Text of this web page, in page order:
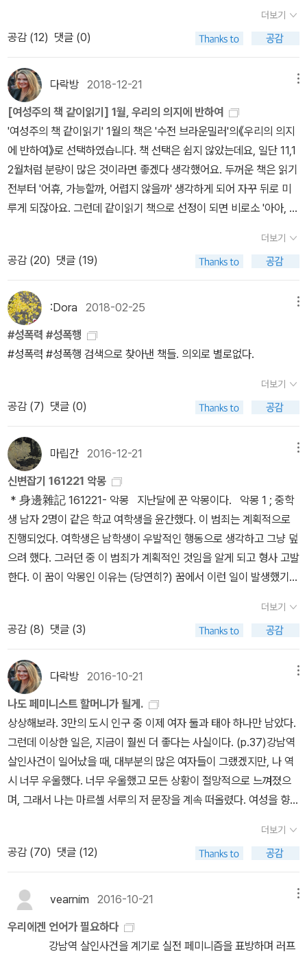
래에 죄다 인용하겠다.우리는 여성에게 괜찮아 보이는 남성들까지 의
심하라고 조언해야 할까? 데이트를 하거나 파티에 참석하지 말라고,
술을 마시지도 성적인 감정도 느끼지 말라고 해야 할까? 당연히 아니
다. 강간은 피해자가 유발하는 것이 아니기 때문이다. (p.42)저는 강
간을 당한 느낌이었지만, 강간당했다는 사실을 깨닫지는 못했어요.
그저 제 자신이 마지못해 그 행위에 참여한 듯한 느낌이었다고 할까
요. 사실 저는 그 남자보다도 저 자신을 탓했죠. 상대방이 마약을 먹이
거나 때려서 여자를 쓰러뜨린 후 강간한 다음 살해했다는 것이 증명
되기 전까지는, 여자한테 책임이 있는 거라고 늘 생각해 왔거든요.사
건이 일어난 밤에도, 고환을 발로 차거나 주먹으로 눈을 가격해서 그
남자애를 다치게 해도 된다는 식의 생각은 들지 않았어요. 착한 여자
결과에 순응해야 하지요. (p.65-66)니나는 래리를 고소하지 않기로
결정했다. 법정에서의 공방을 견딜 만큼 자신이 정서적으로 강하지
못하다고 생각했기 때문이다. (p.73)타인의 요구에 맞춰 살도록 사회
화되었다 하더라도 여성의 마음속 깊은 곳에는 위험을 감지하고 경고
신호를 보내는 ｀내면의 목소리｀가 작게나마 존재한다. 하지만 대부
분은 그 목소리를 듣지 못한 채, 뭔가 ｀좋지 않은｀ 기분을 무시하며
살아가기 예사다. 자기의 내면에서는 조심하라고 경고를 보내지만,
사회화된 자아는 타인을 일단 믿어야 한다고 생각하기 때문이다. 여
자아이들은 어릴 때부터 시키는 대로 행동하고 남자아이들의 요구에
'자신의 감정과는 상관없이'상냥해야 한다는 것도. (p.73-74)에이프
릴을 강간한 가해자도 어떤 일이 있었는지에 대해 전혀 이해하지 못
하는 것 같았다. 둘은 사건이 있기 얼마 전에 만난 사이로, 데이트를
한 적도 성관계를 한 적도 없었다. 다만 그가 에이프릴이 새로운 아파
트로 이사하는 것을 돕겠다고 했을 뿐이다. 그런 그가 사건 당일 에이
프릴을 바닥으로 밀치며 머리를 구석에 박았고, 몸싸움을 벌인 끝에
강제로 삽입했다.일을 다 끝낸 다음에 그 사람이 저한테 그러더라고
요. 원래 섹스할 때 이렇게 많이 싸우는 편이냐고요. 그때 알았죠. 그
정에서 얼마나 도덕적이고 윤리적인 영향을 받았는지와 무관하게, 많
은 남성들이 과도한 남성성을 학습해왔고 여전히 그것을 동경하고 있
다는 점은 분명해 보인다. UCLA 의 연구자 닐 말라뮤트Neil Malam
uth는 1986년에 발표한 자료를 통해, 자신이 시행한 설문에 응한 남
성 중 30퍼센트가 '검거될 가능성이 전혀 없다면 강간을 저지를 것'이
라 답했다고 보고했다. 또한 절대로 잡히지 않는다는 전제 아래, 설문
문항에 쓰인 ｀강간｀이라는 단어를 ｀강제로 여성과 성관계를 맺는
다｀는 문장으로 바꾸자 50퍼센트 이상이 그렇게 하겠다고 답변했
다고 밝혔다. (p.107)미즈에 글을 쓴 앤드류 머톤은 남학생클럽연합
의 전국대회에 참가해 '언어는 인간성을 말살시키는 힘을 가지고 있
다'고 강변하며 이렇게 덧붙였다. '사람을 사람이 아닌 독일놈, 쪽바
것이 더 쉬워진다. 이는 여성에게도 그대로 적용된다. 여성을 비인간
체임을 잊어버리게 되고, 그 순간 그녀들을 학대하게 된다. (p.14
4)'폭력은 생물학적으로 설정된 것이 아니라 사회적 구성물이라는 사
실을 이해해야 합니다. 강간은 남성성의 본질이 아니며, 다만 폭력적
스도 아닌' 바로 '강간'이라고... '성폭행'이라고. 이 점을 명심해야 한
는 일이고, 이 책에서 이야기하고 있듯이 이것은 여자만의 일이 아니
다. 피해를 여자가 당하더라도, 그 여자의 주변에는 남자가 있다. 함
께 고통을 받을 남자가 있으니, 역시 이런 일은 남녀 모두의 일이다.
서로가 예방하고, 또 제대로 대응을 할 수 있어야 한다. 이 책에 몇 가
지 대응방법이 나와 있으니 그것을 참조해도 될 듯하다. 그러나 무엇
보다도 대응보다는 예방이 더 우선이다. 인식 개선이 우선이다. 성에
대한 잘못된 인식을 바로 잡는 교육이 선행되어야 한다. 학교에서도,
가정에서도, 그리고 법률적으로도 명확하고 단호하게 이루어져야 한
다. 그래야 세상을 이루는 남자와 여자가 모두 행복하게 잘 살 수 있
다. 남일이라고 강 건너 불 구경 하듯 하면 안된다. 이건 우리 모두의
일이다.
르노에 긍정하는 사람들은 무엇보다 이 질문에 답해야 할 것이다.당
신이 생각하는 자유는 무엇인가? 당신은 포르노 속 여성의 역할을 할
수 있는가? 당신의 가족, 자녀에게 그 역할을 권할 수 있는가? 아니면
이 질문이 당신이 포르노를 즐기는 것과 무관하다고 생각하는가? 누
군가의 자유가 돈을 대가로 다른 누군가의 자존감, 인격, 존엄을 욕되
게 하고 능욕하는 것이라면 그것을 자유라고 부를 수 있는가?소비 지
상주의 소비 만능주의와 섹스요즘은 인식이 조금씩 달라지고 있지만
한국사회에서는 유독 '소비자는 왕'이라는 소비 만능주의가 팽배하다.
돈을 내는 소비자가 왕이고 재화,서비스를 파는 판매자는 을이라는
생각이다. 이것은 많은 사회문제를 야기했다. 서비스에 대한 불만으
로 직원에게 폭력을 행사한 소비자, 서비스 센터에서 난동을 부리는
자등 다양한 사례들이 뉴스를 통해 전해진다. 이것은 성에 있어서도
예외가 아니다. 성매매된 여성이라는 이유로 그녀에게 가해진 성폭력
이 가볍게 여겨지고 아무렇지 않게 불신된다. 성폭력을 고발한 여성
에 대해 돈을 노리는 꽃뱀이라던지 뚜렷한 근거없이 무고라던지 여러
가지 비난과 의혹이 화살처럼 피해자를 향하는것은 돈이라면 뭐든 가
능하다는 소비 지상주의와 맥락을 같이한다고 생각한다. 이런 인식의
전제하에 N번방과 같은 성폭력의 상품화가 현실화되었다. 점점 자극
적이고 폭력적으로 강화되는 포르노 소비를 '표현의 자유' ,'소비의 자
유'라는 '소비 만능주의'와 '이기적 자유주의'로 포장하려 한다면 그런
합법적으로 강간될 것이다. 이 자유는 유독 누군가의 고통과 속박없
이는 기능하지 않는다. 참으로 이상한 자유다. 영국 정부는 1918년에
30세 이상의 여성에게 투표권이 주어졌다. 그 이전에 여성에게 투표
권은 당연한 것이 아니었다. 투표권을 쟁취하기 위해 많은 여성들은
투쟁하고 감옥에 가고 비난을 받았다. 융합은 문제의식을 갖는것에서
시작한다. 누구에게 당연한 것이 누구에게 불편하고 모욕적라서 문제
제기 된다면 사회는 그 목소리에 귀기울여야 한다. 누구에게 너무도
당연한 것, 자유이고 자연스러운 것이 누구에게는 자유가 아닐 수도,
수 있다. 외설은 '맥락에서 벗어난'이란 뜻이다. 앞서 말한 표기와
달리 '外說'이라는 조어도 가능하다. 음란과는 의미가 다르지만, 성적
표현물에 이야기(맥락)는 없고 '익숙한 장면'만 반복될 때 외설물이라
고 한다. 그리고 대부분의 성적 표현물은 남성 성기 중심이라는 점에
서 '폭력물'이기도 하다. 이처럼 음란과 외설은 같기도 하고 다르기도
하다. 한편 여성주의가 반대하는 것은 폭력 재현물이지 음란물이 아
니라는 점에서 음란,외설,폭력은 모두 다른 말이다. P.206 정희진당
파성은 지식의 본질적 성격으로, 누가 이익을 보고 손해를 보는가를
결정한다. 아니라면 굳이 융합은 필요없을 것이다. 융합은 부정의한
현실을 변화시키기 위해 탄생했다. (...) 누구의 관점에서 접근할 것인
가에 따라 프레임의 범위가 정해진다. 틀에 따라 현실이 취사 선택되
프레임 이동의 정치다. P.233 정희진 .새로운 언어를 위해서 쓴다이
의 관점에서 바라보고자 노력하는 것이다.ㅡ존 맥스웰
마는 순간 본능적으로 움츠러든다. 그리고 엄마는 말한다. 나는 최선
것이라고.조가 이렇게 엄마와의 만남을 떠올리게 된건, 물론 이 일 자
체가 잊을 수 없는 사건이기도 하지만, 병원에 성폭행 피해환자가 입
원했기 때문이었다. 얼굴과 온 몸에 심한 구타의 흔적이 있는데, 피해
자는 의사에게 싱크대에 부딪쳐서, 옆집 아이들과 하키를 하다 다쳐
서라고 말한다. 그러나 남자 의사가 들어온 순간 피해자는 조의 손을
저도 모르게 꽉 움켜쥐게 되고 조는 상황을 짐작하며 다른 여자의사
를 불러 함께 피해자를 진찰하게 된다. 그녀의 모든 흔적이 그녀가 성
폭행을 당했다고 말해주는데 한사코 아니라는 피해자에게, 닥터들은
괜찮다고 네가 원하지 않는 것은 아무것도 말하지 않겠다고 말한다.
는 자신의 강간을 아무도 믿어주지 않을까봐 그리고 자신을 탓할까봐
두려웠다고 한다. 남편과 빨래 때문에 싸우고 화가 나서 바에 가 혼자
술을 마시다가 강간을 당했는데, 자신이 술을 마셨단 사실과 또 짧은
치마를 입었다는 사실 때문에 남편도 그리고 경찰도 믿어주지 않을
것 같아 신고조차 하지 못했다고 한다. 그리고 자책의 말을 늘어놓는
다. 내가 그날 왜 술을 마셨을까, 그때 왜 가로등이 꺼진 길로 걸어갔
을까. 이에 조와 다른 닥터는 그것이 너의 잘못이 아니라고 말해준다.I
게 그 말이 제대로 가 닿지 않는다. 그녀는 자꾸 다른 사람들의 말이
제대로 들리지 않고 두렵고 고통스럽다. 그런 와중에 남편으로부터
당한 피해를 얘기하는 의사에게 자신이 말한다.그건 당신 잘못이 아
니잖아요.다른 사람의 일에 대해서라면 그것이 피해자의 잘못이 아니
라는 걸 알고 있으면서도 그것이 자신의 일이라면 일단 자신 탓을 하
고 보는건 대부분 여자들에게 공통점인것 같다. 나만 해도 내가 이렇
게 했어야 했나, 저렇게 했으면 달랐을까를 가장 먼저 생각하니까. 오
래전부터 성폭행은 피해자에게 잘못이 있다고 여성들이 집단 억압을
당한 탓이다. 어두운 거 알면서 왜 그길로 갔지, 술을 왜 마셨지, 내가
왜 그 남자를 만나러 나갔지, 내가 왜 그 남자랑 결혼했지, 내가 왜 말
대꾸했지.. 그러나 잘못은 명백하게도 성폭행한 가해자들에게 있다.
피해자는 성폭행으로 인해서 장기가 위로 밀러 올려졌다. 호흡이 점
차로 가빠지고 빨리 수술하지 않으면 죽을지도 모른다. 그런데도 병
말한다.'모든 남자가 그 남자로 보여요.'피해자는 자신을 강간한 남자
가 자신을 강간할 남자일줄은 몰랐을 것이다. 그러나 낯선 남자로부
터 강간을 당했고, 그런 후에 다른 남자들에 대해 저 남자도 그런 남자
일 것이다 두려워하는 건, 당연하다. 그녀는 두렵다. 의사도 간호사도
남자를 보기가 두렵고, 자기를 봐주었던 조가 바깥에 나가려고 하면
날 두고 가지 말라고 손을 꼭 붙잡는다. 조는, 그러겠다고, 당신 옆에
있겠다고 한다. 그리고 수술실에 가는 길도 두렵지 않게 해주겠다고
한다. 조는 피해자가 병실을 나가 수술실로 가는 그 모든 길을 병원의
을 불러 줄을 세우고 남자 직원들은 그동안 출입금지 시킨다.그녀를
데리고 수술실로 가는 것도 전부 여자직원들이고 그녀를 수술하기 위
해 모인 사람들도 모두 여자였다.수술을 집도하는 역시나 여자 의사
는 조에게 말한다. 지금 네가 한 일은 규정에 어긋난다고. 조는 대답한
다. 알고 있다고. 그러자 집도의가 말한다.'그런데 그래야만 했어.'성폭
행은 피해자에게 치명적 해를 입힌다. 육체적 정신적으로 해를 입혀
서 그 후의 일상을 사는걸 아주 힘겹게 만든다. 망가진 몸은 병원에 가
애를 다치게 해도 된다는 식의 생각은 들지 않았어요. 착한 여자애는
그렇게 하지 않잖아요. 그 대신 일이 일어나도록 가만히 놔두고 결과
에 순응해야 하지요. -《그것은 썸도 데이트도 섹스도 아니다》, 로빈
월쇼, p.65-66 아마 성추행과 성폭행의 피해자들이 가장 많이 듣는
말이 가해자에 대한 변명일 것이다. 가해자 스스로가 하는 변명이 아
닌, 가해자를 아는 사람들이 해주는 변명들. '그 사람은 그럴 사람이
아니야', '나한테는 한 번도 그런 적 없는데..'라는 말들. 나는 이 말이
야말로 너무나 무지하게 피해자를 두 번 공격하는 말이라고 생각한
다. 피해자가 존재하고 사건이 존재하는데, 가해자가 '그럴 리 없는'사
람이라는 타인의 증언은, 도대체 무슨 효용이 있는가. 그 말을 피해자
에게 왜 하는걸까. 그렇다면 피해자 앞에 일어난 그 사건은 무엇이 되
는가. 이 책에서는 지금 대한민국의 수많은 문제들과 그러므로 어떠
급된다. 이수정 박사님은 작정하고 나와서 꼭 필요하다고 생각하는
것들을 주장한다. 의제강간 연령을 높여야 한다는 것도, 스토커 방지
법을 만들어야 한다는 것, 아동 유인 방지법이 필요하다는 것도 모두,
이 책 안에 실려 있다. 현실과 제도적 장치에 대해서 이수정 박사님의
말씀은 모두 다 밑줄 그을만한 것들인데, 이다혜 기자님의 상황을 보
히나 이다혜 기자의 이 말이 아주 날카롭다고 생각했다.이다혜: 오히
려 뒤에서 숨길 짓을 하는 사람일수록 앞에서 더 적극적으로 좋은 일
을 하는 척하나 봅니다. 그래야 자신들에게 올 공격이나 비난을 예상
하기 쉽고, 나중에 무슨 일이 생겨도 피해 갈 여지가 생길 테니까요.
(팔려 가는 소녀들, p.387)사건이 존재하고 피해자가 존재하는데 거
기다 대고 '(가해자가) 그럴 사람이 아니야'라는 말들은, 아마도 그들
모두가 '적극적으로 좋은 일을 하는' 앞의 모습만을 보았기 때문에 그
럴 것이다. 인간은 누구나 복합적이고 부조리하다. 작게는 내가 오늘
사람1에게 멋진 사람일 수 있고, 사람2에게 닮고 싶은 사람일 수 있으
면서 동시에 사람3에게 상종 못할 쌍년이며 사람4에게 과격하고 몰
상식한 사람일 수 있을 것이다. 글을 쓰면서도 그리고 일상을 살면서
력하고 어떤 면은 감추고 싶어한다. 인간에게는 누구나 비밀이 있으
니까. 그 비밀을 누군가에게는 말하기도 하지만, 그러나 그 비밀을 대
다수에게는 숨기는 경우도 생긴다. 이 비밀까지 알면서도 나를 좋아
하려고 할까? 그런 것들은 나의 비밀을 안으로 감추는데 큰 역할을
할것이다. 나를 싫어할지도 모른다는, 나를 비난할지도 모른다는 두
려움. 인간은 다 그런 존재이겠지만, 그러나 중요한 건 '적극적으로 좋
은 사람'이 되려고 하는데 있는게 아닐까. '적극적으로' 어필하려는 바
로 그 지점이 '적극적으로' 숨겨야 할 지점을 함께 가져가는 게 아닐
까. 일전에도 내가 '스티그 라르손'의 《밀레니엄》을 가져와 얘기한 바
있지만, 세상에 너무나 착하고 좋은 사람이라고 알려진 변호사가 바
로 자신이 지원하는 청소년을 성착취 하는 남자였다. 닐스 비우르만
은 그린피스 회원이며, '청소년을 위한 봉사 활동'등을 통해 활발하게
사회 활동을 한 존경받는 변호사로 소개되고 있었다. 한 단에는 비우
르만이야말로 힘없는 사람들의 권리 보호를 위해 헌신한 인물이었다
고 주장했다. 또 후견위원회의 한 공무원은 '피후견인 리스베트 살란
데르에 대한 진정한 봉사'에 대해 말하고 있었다. -《불을 가지고 노는
해 남성의 차이는, 소년들이 흔히 남자다움이라고 배우는(그러나 최
악의 의미를 지닌) '마초성'을 얼마나 신봉하는지에 따라 결정된다. 어
떤 연구자들은 이 요소를 '극단적 남성성'으로 여기고, 또 어떤 연구자
들은 이러한 행동양식을 취하는 남성을 가리켜 '남성성 광신도'라 명
명한다.(p. 98)남성들의 이와 같은 언어 속에서 성은 단지 개인적 만
족감을 얻는 도구가 되며, 성적 파트너와의 상호작용은 중요하지 않
고 심지어는 지양해야 하는 것으로(남성이 목적을 달성하는 것을 방
해할 수 있기 때문에) 이해된다는 것이다. 이에 대해 베니크는 '남성
들이 성관계를 가치 있는 재화의 획득으로 이해한 상태에서 여성과
데이트를 하면, 여성의 동의는 부차적인 문제로 치부될 가능성이 높
다'고 말한다.(p. 101)도나의 이야기에서 가장 주목하게 되는 부분은,
엘리가 자고 가라고 했을 때 그녀가 한 대답 -'할 일이 많아서 집에 가
야 한다'- 이다. 도나는 이미 엘리의 성관계 요구를 여러 번 거부한 상
다'고 주장 할 수도 있었을 텐데 그녀는 그러지 않았다. 또한 도나는
소리를 질러 다른 이들의 도움을 청하지 않았고, 상대 남자를 물거나
잠긴 문을 열려는 시도도 하지 않았다. 물론 그런 방법을 시도한다고
해서 도나와 같은 상황에 빠진 여성이 쉽게 피해를 예방할 수 있는 것
을 아예 떠올릴 수조차 없었다는 사실이다. 우리 사회가 가르쳐온 남
녀 간 소통과 상호작용의 방식은 도나를 그처럼 무기력하게 만들었
다.(p. 157)남성이 상대 여성의 언행을 잘못 해석하고 있다 해도, 만
약 그가 성적인 공격성을 드러내지 않는다면 아무 일도 발생하지 않
을 것이다. 그러나 남성이 공격적으로 성관계를 요구하는 데 반해 여
성은 그걸 진심으로 원하지 않거나, 혹은 좋은 평판을 위해 거절하려
고 들 경우에는 일종의 남녀 간의 경쟁과 대립이 시작된다. 이 때부터
데이트는 한 쪽이 이기려 드는 게임이 되고, 그 결과는 강간으로 이어
지기도 한다.(p. 158)이는 우리 사회의 남성들이 여성에 대해 어떻게
인식하도록 배우고 있는가, 라는 주제와 긴밀히 연관된다. 그들은 여
성들이 단지 문란해 보이지 않기 위해 성관계를 거부한다고(물론 이
런 경우도 있다) 배운다. 또한 속으로 원하면서도 겉으로는 안 된다고
은 여성이 진짜 원하는 것은 남자가 자신을 휘어잡고 통제하는 것이
라고, 따라서 상대 여성이 남자의 성적인 제안에 긍정적인 모습을 보
이든, 아니면 밀치고 발로 차고 울며 저항하든 상관없이 밀어붙이면
된다고 배운다. 성적인 관계에서 '안 돼'라는 여성의 말이 남성에게 종
종 아무 의미도 갖지 못하는 것은 이러한 사회적 배경 때문이다.(p. 1
62)또한 어떤 사람들은 아는 이에 의한 성폭력을 남자들의 치기로 여
기며 문제를 축소하려 한다. 그들에 따르면 성폭력이란 '흥분한 남성
에게서 자연스럽게 생성되는 강간 본능이 적극적으로 표출'된 것에
불과하다.(p. 169)어떤 친구들, 특히 여자 친구들은 스스로 안전하다
여성들이 피해 경험자의 메시지 -'멀쩡한' 남자, 즉 자신들이 알고 좋
아할 가능성이 높은 그런 남자가 성적으로 폭력적이라고 알려주는-
를 쉽게 받아들이지 못한다는 것을 의미한다. 이런 메시지를 받아들
이는 순간, 그들 또한 자신이 잠재적인 위험에 처해 있음을 인정해야
하기 때문이다.(p. 190)아는 사이에서 일어나는 강간 사건에서 대부
분의 가해자는 흉기를 사용하지 않으며, 피해자를 때리지 않을 수도
있다. 피해 여성 또한 대개 자신을 공격하는 남자에게 순응하는 모습
더보기
공감 (12) 댓글 (0)
다락방 2018-12-21
[여성주의 책 같이읽기] 1월, 우리의 의지에 반하여
'여성주의 책 같이읽기' 1월의 책은 '수전 브라운밀러'의《우리의 의지
에 반하여》로 선택하였습니다. 책 선택은 쉽지 않았는데요, 일단 11,1
2월처럼 분량이 많은 것이라면 좋겠다 생각했어요. 두꺼운 책은 읽기
전부터 '어휴, 가능할까, 어렵지 않을까' 생각하게 되어 자꾸 뒤로 미
루게 되잖아요. 그런데 같이읽기 책으로 선정이 되면 비로소 '아아, 읽
르자, 하는 생각을 하고 있었습니다. 백래시, 페미사이드 정도의 두께
로 계속 가고 싶은 마음이랄까요. 이왕이면 참여하시는 분들이 모두
읽지 않은 책, 처음이라 읽어보고 싶었던 책이 좋겠다고 생각했는데,
이걸 다 맞추기가 쉽지가 않더라고요. 그래서 앞으로 언제까지 이 같
이읽기를 하게될지 모르지만, 어쨌든 누군가 읽었어도 계속 가는 걸
로 해보겠습니다.2월은 현재 잠정적으로 '실비아 페데리치'의 《혁명
의 영점》+《캘리번과 마녀》로 하면 어떨까 생각중입니다. 의욕 돋는,
희망찬 책을 읽어보고 싶다는 멤버의 바람을 담은것인데요, 그렇지만
혁명의 영점은 희망적이긴 한걸까... 아직 읽어보지 않아 잘은 모르겠
《페미사이드》는 1/4 정도 읽었네요.. 음... 남은 시간동안 열심히 부
지런히 읽어 완독을 목표로 해야겠습니다. 다른 분들도 힘내주시고
요,자, 1월 도서, 《우리의 의지에 반하여》함께 읽으실 분들 댓글 달아
주세요. 일단, 블랙겟타님은 지난 번 댓글도 있고 하니, 반드시 참여하
시는 걸로 알겠습니다. ㅋㅋㅋㅋㅋㅋㅋㅋㅋㅋㅋㅋㅋㅋㅋㅋ(압박압
박) 새 멤버라 또 씐납니다.오늘 출근길에 알라딘 다른 분의 글을 통
해서, 이 같이읽기에 참여는 하고 있지 않지만 뽐뿌가 되고 있다는 걸
알게 되었는데요, 뽐뿌라도 될 수 있다니 정말 좋아요. 같이 읽기 정말
중에 읽은 부분들에 대해 재차 확인할 수 있고 또 읽으면서 생각했던
것들을 다른 분들의 글에 댓글로 달면서 대화하는 것도 가능해집니
다. 아는 것은 고통을 수반하는 것이지만, 백래시가 그랬듯 페미사이
드 읽기도 너무 고통스럽고, 우리의 의지에 반하여 역시 읽노라면 고
통이겠지만, 그렇지만... 아는 것은 차곡차곡 쌓여서 어떻게든 힘이 되
어줄거라고 생각합니다. 앞으로 나아가기 위해 현상을 아는 것은 중
요하니까요.마지막으로, 우리의 의지에 반하여와 함께 읽으면 좋을
책, 다른 분들이 혹여라도 개인적으로 동시진행 하고 싶어하실지도
모른다는 저의 미친욕심에, 몇 권 링크 첨부합니다. 자, 1월 참여 댓글
달아주세요. 고고!!
더보기
공감 (20) 댓글 (19)
:Dora 2018-02-25
#성폭력 #성폭행
#성폭력 #성폭행 검색으로 찾아낸 책들. 의외로 별로없다.
더보기
공감 (7) 댓글 (0)
마립간 2016-12-21
신변잡기 161221 악몽
* 身邊雜記 161221- 악몽 지난달에 꾼 악몽이다. 악몽 1 ; 중학
생 남자 2명이 같은 학교 여학생을 윤간했다. 이 범죄는 계획적으로
진행되었다. 여학생은 남학생이 우발적인 행동으로 생각하고 그냥 덮
으려 했다. 그러던 중 이 범죄가 계획적인 것임을 알게 되고 형사 고발
한다. 이 꿈이 악몽인 이유는 (당연히?) 꿈에서 이런 일이 발생했기
반면 다른 한 명의 남학생은 반성을 하지 않았다. 그리고 반성하지 않
은 학생의 어머니 역시, 자신의 아들이 무엇을 잘못했는지 모른다. 어
머니는 ‘자신의 아들은 잘못이 없다’는 말을 되풀이하며, 여학생이 꼬
리를 쳤기 때문에, 혹은 행실이 바르지 못하기 때문에 발생한 일이라
고 주장한다. 이 꿈이 악몽인 이유는 가해자 학생이 반성하지 않기 때
문에, 그리고 본인도 여성임에도 (어머니가 반성을 해야 될 이유는 논
외로) 자신의 아들이 잘못이 없다고 생각하는 어머니 때문이다. 악
몽 3. 2주일 뒤에 꾼 꿈 ; 남학생은 결론 피해자와 합의하는 방법과 소
년원에 가는 두 가지가 가능하다. 가해자인 남학생이 피해자와 합의
하는 것은 이 남학생에게 어떤 범죄를 저지르더라도 돈으로 해결할
수 있다는 믿음을 줄 수 있다. 만약 반성하지 않는 남학생이 소년원에
가게 된다면 그 곳에서 범죄의 기술을 배워 나올 수 있다. 이 꿈이 악
몽인 이유는 두 가지 예상되는 방법 모두 상황을 더 악화시킬 개연성
다.) 악몽 4. 3주일 뒤에 꾼 꿈 ; 꿈을 꾸었지만 어떤 방식으로 악몽
이 결론지었는지 기억나지 않는다. 악몽에서 깨어나서 ; 뉴스에서
보도하는 일들이 이 악몽과 같은 패러다임을 가졌다고 생각했다.
더보기
공감 (8) 댓글 (3)
다락방 2016-10-21
나도 페미니스트 할머니가 될게.
상상해보라. 3만의 도시 인구 중 이제 여자 둘과 태아 하나만 남았다.
그런데 이상한 일은, 지금이 훨씬 더 좋다는 사실이다. (p.37)강남역
살인사건이 일어났을 때, 대부분의 많은 여자들이 그랬겠지만, 나 역
시 너무 우울했다. 너무 우울했고 모든 상황이 절망적으로 느껴졌으
며, 그래서 나는 마르셀 서루의 저 문장을 계속 떠올렸다. 여성을 향한
라고 생각했다. 남자들이 지구상에서 다 사라졌으면 좋겠어, 라고 친
구와 대화했던 것도 생각난다. 다 사라졌으면 좋겠다고, 다 없어져버
렸으면 좋겠다고 생각했다. 싹 다 없어진 다음 새로 시작해야 상황이
나아질거라고, 그것 밖에는 방법이 없다고 생각했다. 마르셀 서루도
나는 아주 많은 남자들이 성희롱과 성추행과 성폭행을 저지른다는 것
더보기
공감 (70) 댓글 (12)
vearnim 2016-10-21
우리에겐 언어가 필요하다
강남역 살인사건을 계기로 실전 페미니즘을 표방하며 러프